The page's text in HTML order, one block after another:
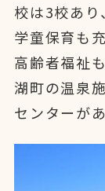
校は3校あり
学童保育も充
高齢者福祉
湖町の温泉
センターが